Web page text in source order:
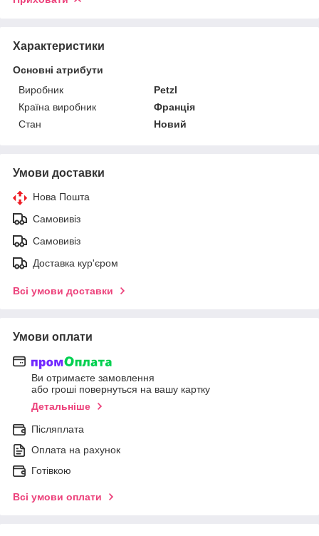
Характеристики
Основні атрибути
Виробник
Petzl
Країна виробник
Франція
Стан
Новий
Умови доставки
Нова Пошта
Самовивіз
Самовивіз
Доставка кур'єром
Всі умови доставки
Умови оплати
Ви отримаєте замовлення
або гроші повернуться на вашу картку
Детальніше
Післяплата
Оплата на рахунок
Готівкою
Всі умови оплати